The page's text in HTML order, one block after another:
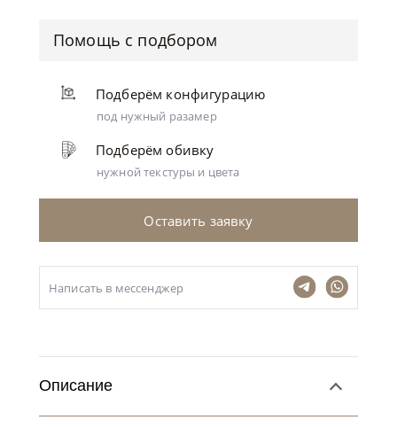
Помощь с подбором
Подберём конфигурацию
под нужный разамер
Подберём обивку
нужной текстуры и цвета
Оставить заявку
Написать в мессенджер
Описание